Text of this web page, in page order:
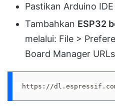
Pastikan Arduino
Tambahkan ESP32
melalui: File >
Board Manager
https://